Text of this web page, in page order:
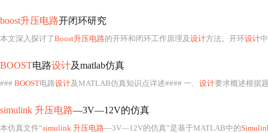
boost升压电路开闭环研究
本文深入探讨了Boost升压电路的开环和闭环工作原理及设计方法。开环设计中
BOOST电路设计及matlab仿真
### BOOST电路设计及MATLAB仿真知识点详述#### 一、 设计要求概述根据
simulink 升压电路—3V—12V的仿真
本仿真文件“simulink 升压电路—3V—12V的仿真”是基于MATLAB中的